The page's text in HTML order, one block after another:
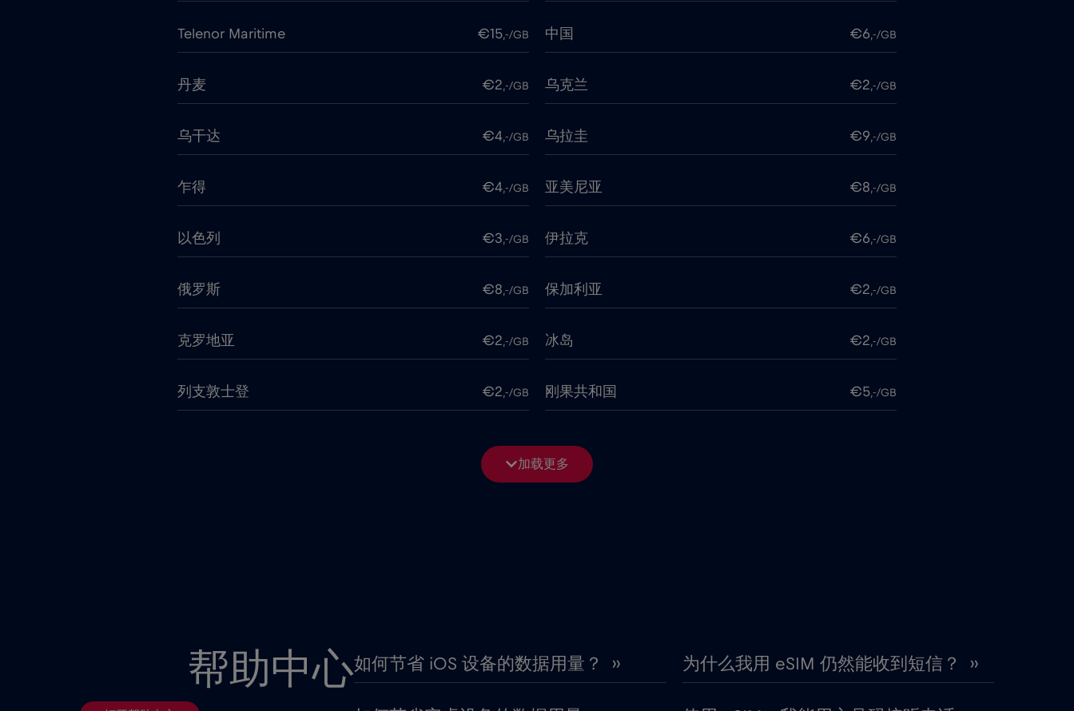
Telenor Maritime €15,-/GB 中国 €6,-/GB
丹麦 €2,-/GB 乌克兰 €2,-/GB
乌干达 €4,-/GB 乌拉圭 €9,-/GB
乍得 €4,-/GB 亚美尼亚 €8,-/GB
以色列 €3,-/GB 伊拉克 €6,-/GB
俄罗斯 €8,-/GB 保加利亚 €2,-/GB
克罗地亚 €2,-/GB 冰岛 €2,-/GB
列支敦士登 €2,-/GB 刚果共和国 €5,-/GB
€4,-/GB 加拿大 - 北美足球 2026
卢旺达
印度
加载更多
帮助中心如何节省 iOS 设备的数据用量？ ›› 为什么我用 eSIM 仍然能收到短信？ ››